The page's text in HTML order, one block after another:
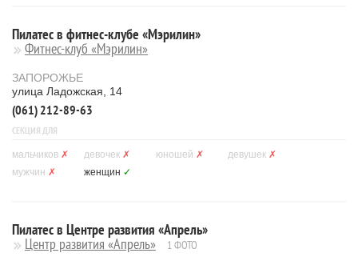
Пилатес в фитнес-клубе «Мэрилин»
Фитнес-клуб «Мэрилин»
ЗАПОРОЖЬЕ
улица Ладожская, 14
(061) 212-89-63
СЕКЦИЯ ДЛЯ
мальчиков ✗ девочек ✗ юношей ✗ девушек ✗
мужчин ✗ женщин ✓
Пилатес в Центре развития «Апрель»
Центр развития «Апрель» 1 ФОТО